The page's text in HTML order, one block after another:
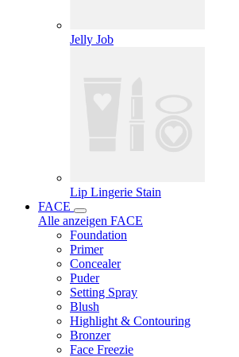
Jelly Job
Lip Lingerie Stain
FACE
Alle anzeigen FACE
Foundation
Primer
Concealer
Puder
Setting Spray
Blush
Highlight & Contouring
Bronzer
Face Freezie